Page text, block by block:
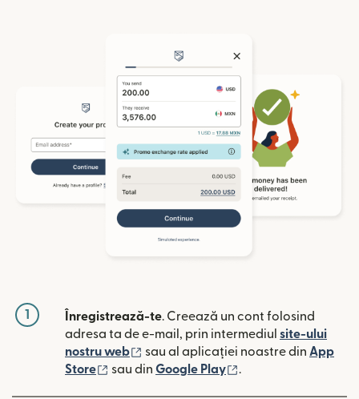
1 Înregistrează-te. Creează un cont folosind
adresa ta de e-mail, prin intermediul site-ului
nostru web
(se deschide într-o fereastră nouă)
sau al aplicației noastre din App
Store
(se deschide într-o fereastră nouă)
sau din Google Play (se deschide într-o
.